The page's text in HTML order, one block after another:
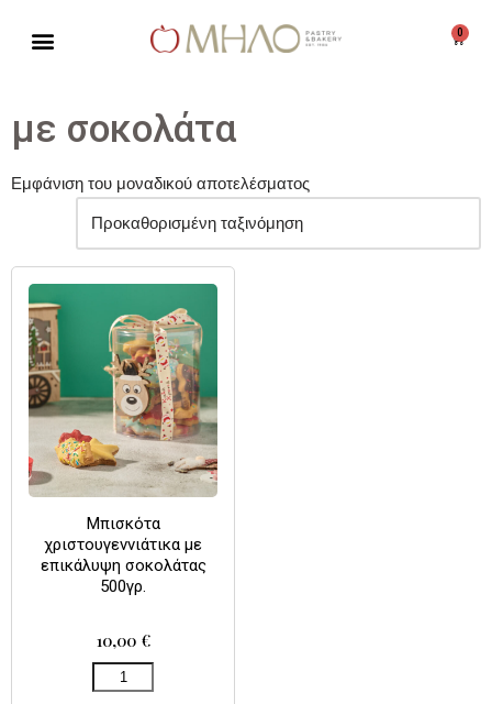
0
με σοκολάτα
Εμφάνιση του μοναδικού αποτελέσματος
Μπισκότα
χριστουγεννιάτικα με
επικάλυψη σοκολάτας
500γρ.
10,00 €